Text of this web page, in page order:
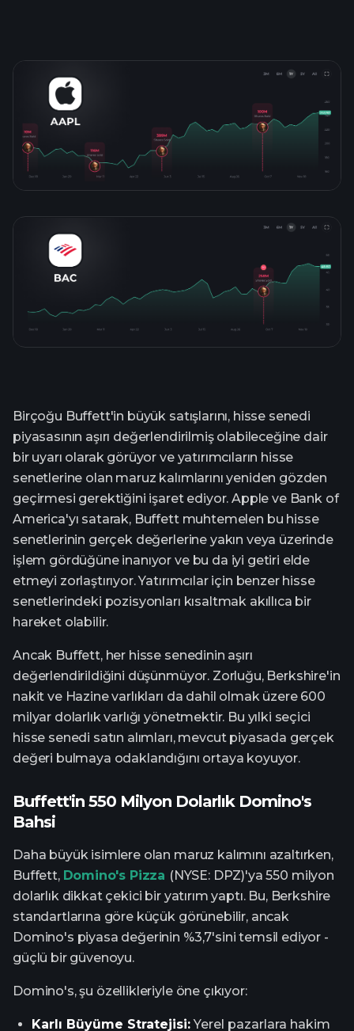
Birçoğu Buffett'in büyük satışlarını, hisse senedi
piyasasının aşırı değerlendirilmiş olabileceğine dair
bir uyarı olarak görüyor ve yatırımcıların hisse
senetlerine olan maruz kalımlarını yeniden gözden
geçirmesi gerektiğini işaret ediyor. Apple ve Bank of
America'yı satarak, Buffett muhtemelen bu hisse
senetlerinin gerçek değerlerine yakın veya üzerinde
işlem gördüğüne inanıyor ve bu da iyi getiri elde
etmeyi zorlaştırıyor. Yatırımcılar için benzer hisse
senetlerindeki pozisyonları kısaltmak akıllıca bir
hareket olabilir.
Ancak Buffett, her hisse senedinin aşırı
değerlendirildiğini düşünmüyor. Zorluğu, Berkshire'in
nakit ve Hazine varlıkları da dahil olmak üzere 600
milyar dolarlık varlığı yönetmektir. Bu yılki seçici
hisse senedi satın alımları, mevcut piyasada gerçek
değeri bulmaya odaklandığını ortaya koyuyor.
Buffett'in 550 Milyon Dolarlık Domino's
Bahsi
Daha büyük isimlere olan maruz kalımını azaltırken,
Buffett, Domino's Pizza (NYSE: DPZ)'ya 550 milyon
dolarlık dikkat çekici bir yatırım yaptı. Bu, Berkshire
standartlarına göre küçük görünebilir, ancak
Domino's piyasa değerinin %3,7'sini temsil ediyor -
güçlü bir güvenoyu.
Domino's, şu özellikleriyle öne çıkıyor:
Karlı Büyüme Stratejisi:Yerel pazarlara hakim